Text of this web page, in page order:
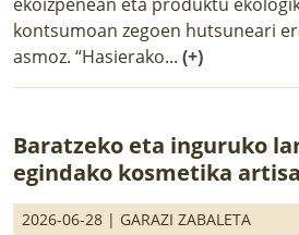
kontsumoan zegoen hutsuneari
asmoz. “Hasierako... (+)
Baratzeko eta inguruko
egindako kosmetika
2026-06-28 | GARAZI ZABALETA